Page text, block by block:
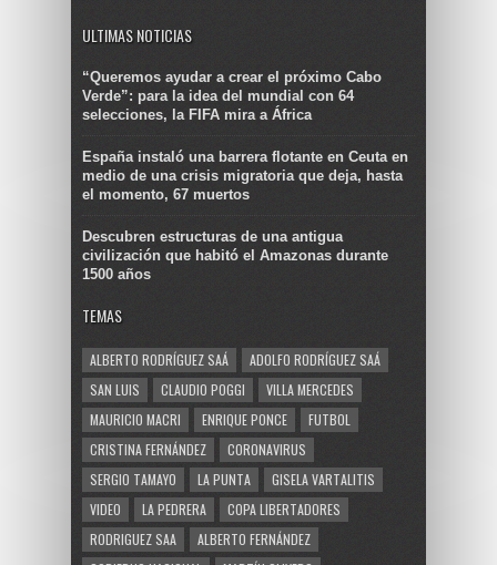
ULTIMAS NOTICIAS
“Queremos ayudar a crear el próximo Cabo
Verde”: para la idea del mundial con 64
selecciones, la FIFA mira a África
España instaló una barrera flotante en Ceuta en
medio de una crisis migratoria que deja, hasta
el momento, 67 muertos
Descubren estructuras de una antigua
civilización que habitó el Amazonas durante
1500 años
TEMAS
ALBERTO RODRÍGUEZ SAÁ
ADOLFO RODRÍGUEZ SAÁ
SAN LUIS
CLAUDIO POGGI
VILLA MERCEDES
MAURICIO MACRI
ENRIQUE PONCE
FUTBOL
CRISTINA FERNÁNDEZ
CORONAVIRUS
SERGIO TAMAYO
LA PUNTA
GISELA VARTALITIS
VIDEO
LA PEDRERA
COPA LIBERTADORES
RODRIGUEZ SAA
ALBERTO FERNÁNDEZ